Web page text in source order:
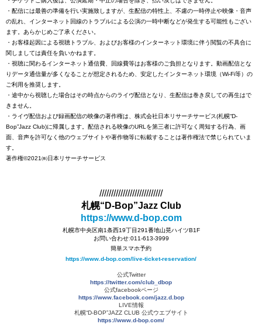
・配信には最善の準備を行い実施致しますが、生配信の特性上、不慮の一時停止や映像・音声
の乱れ、インターネット回線のトラブルによる公演の一時中断などが発生する可能性もござい
ます。あらかじめご了承ください。
・お客様起因による視聴トラブル、およびお客様のインターネット環境に伴う閲覧の不具合に
関しましては責任を負いかねます。
・視聴に関わるインターネット通信費、回線費等はお客様のご負担となります。動画配信とな
りデータ通信量が多くなることが想定されるため、安定したインターネット環境（Wi-Fi等）の
ご利用を推奨します。
・途中から視聴した場合はその時点からのライヴ配信となり、生配信は巻き戻しての再生はで
きません。
・ライヴ配信および録画配信の映像の著作権は、株式会社日本リサーチサービス(札幌“D-
Bop”Jazz Club)に帰属します。配信される映像のURLを第三者に許可なく周知する行為、画
面、音声を許可なく他のウェブサイトや著作物等に転載することは著作権法で禁じられていま
す。
著作権©2021㈱日本リサーチサービス
///////////////////////////
札幌“D-Bop”Jazz Club
https://www.d-bop.com
札幌市中央区南1条西19丁目291番地山晃ハイツB1F
お問い合わせː011-613-3999
簡単スマホ予約
https://www.d-bop.com/live-ticket-reservation/
公式Twitter
https://twitter.com/club_dbop
公式facebookページ
https://www.facebook.com/jazz.d.bop
LIVE情報
札幌“D-BOP”JAZZ CLUB 公式ウエブサイト
https://www.d-bop.com/